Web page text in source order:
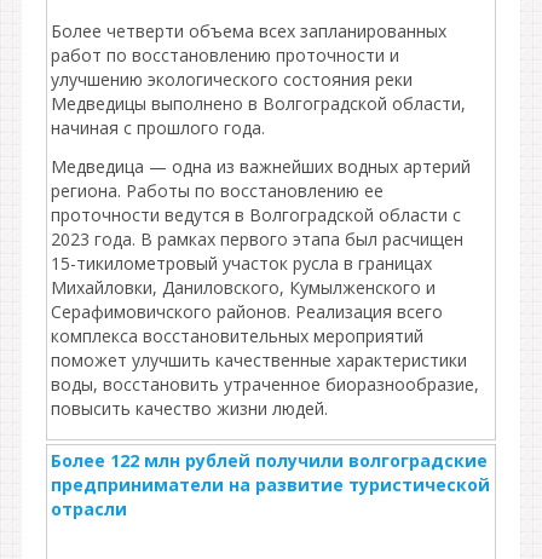
Более четверти объема всех запланированных
работ по восстановлению проточности и
улучшению экологического состояния реки
Медведицы выполнено в Волгоградской области,
начиная с прошлого года.
Медведица — одна из важнейших водных артерий
региона. Работы по восстановлению ее
проточности ведутся в Волгоградской области с
2023 года. В рамках первого этапа был расчищен
15-тикилометровый участок русла в границах
Михайловки, Даниловского, Кумылженского и
Серафимовичского районов. Реализация всего
комплекса восстановительных мероприятий
поможет улучшить качественные характеристики
воды, восстановить утраченное биоразнообразие,
повысить качество жизни людей.
Более 122 млн рублей получили волгоградские
предприниматели на развитие туристической
отрасли